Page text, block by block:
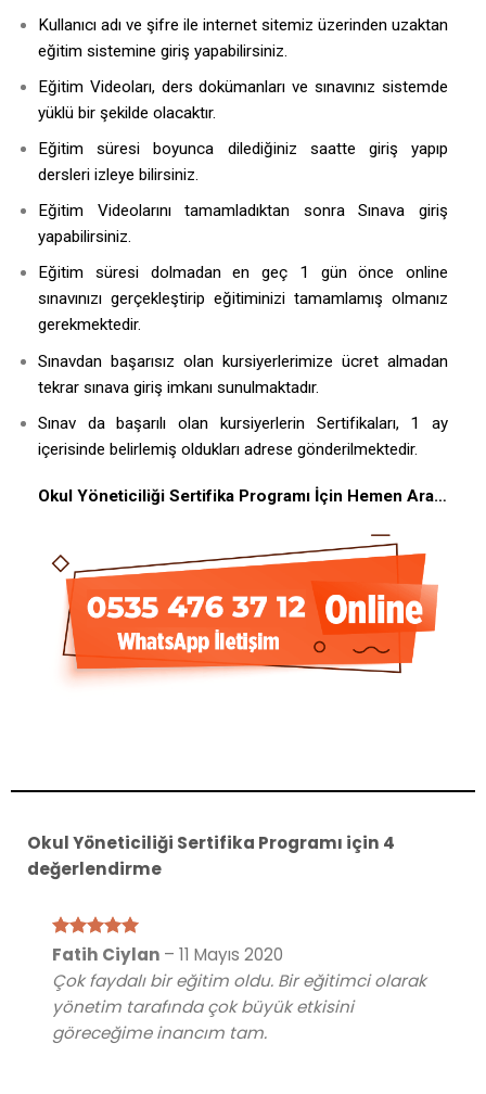
Kullanıcı adı ve şifre ile internet sitemiz üzerinden uzaktan
eğitim sistemine giriş yapabilirsiniz.
Eğitim Videoları, ders dokümanları ve sınavınız sistemde
yüklü bir şekilde olacaktır.
Eğitim süresi boyunca dilediğiniz saatte giriş yapıp
dersleri izleye bilirsiniz.
Eğitim Videolarını tamamladıktan sonra Sınava giriş
yapabilirsiniz.
Eğitim süresi dolmadan en geç 1 gün önce online
sınavınızı gerçekleştirip eğitiminizi tamamlamış olmanız
gerekmektedir.
Sınavdan başarısız olan kursiyerlerimize ücret almadan
tekrar sınava giriş imkanı sunulmaktadır.
Sınav da başarılı olan kursiyerlerin Sertifikaları, 1 ay
içerisinde belirlemiş oldukları adrese gönderilmektedir.
Okul Yöneticiliği Sertifika Programı İçin Hemen Ara…
Okul Yöneticiliği Sertifika Programı için 4
değerlendirme
5 üzerinden
Fatih Ciylan – 11 Mayıs 2020
Çok faydalı bir eğitim oldu. Bir eğitimci olarak
yönetim tarafında çok büyük etkisini
göreceğime inancım tam.